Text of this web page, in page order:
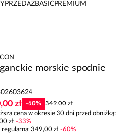
BASICPREMIUM
morskie spodnie
zł -60%
349,00 zł
cena w okresie 30 dni przed obniżką:
zł -33%
regularna: 349,00 zł -60%